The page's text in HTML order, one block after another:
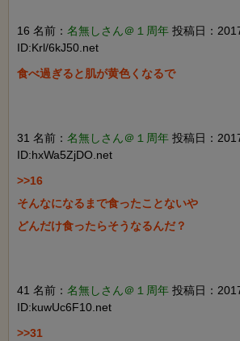
16 名前： 名無しさん＠１周年 投稿日：
ID:Krl/6kJ50.net
食べ過ぎると肌が黄色くなるで
31 名前： 名無しさん＠１周年 投稿日：
ID:hxWa5ZjDO.net
>>16
そんなになるまで食ったことないや
どんだけ食ったらそうなるんだ？
41 名前： 名無しさん＠１周年 投稿日：
ID:kuwUc6F10.net
>>31